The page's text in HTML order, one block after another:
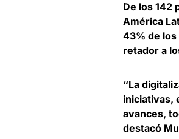
De los 142
América
43% de
retador a
“La
iniciativas,
avances,
destacó